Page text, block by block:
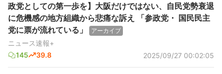
政党としての第一歩を】大阪だけではない、自民党勢衰退
に危機感の地方組織から悲痛な訴え 「参政党・ 国民民主
党に票が流れている」
アーカイブ
ニュース速報+
145
39.8 2025/09/27 00:02:05